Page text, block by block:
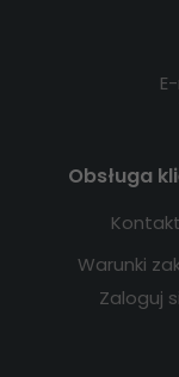
Obsługa
Kontakt
Warunki
Zaloguj